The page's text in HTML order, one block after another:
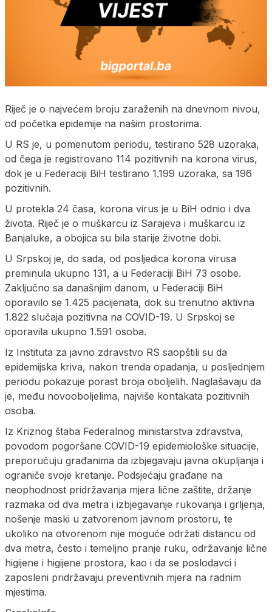
Riječ je o najvećem broju zaraženih na dnevnom nivou,
od početka epidemije na našim prostorima.
U RS je, u pomenutom periodu, testirano 528 uzoraka,
od čega je registrovano 114 pozitivnih na korona virus,
dok je u Federaciji BiH testirano 1.199 uzoraka, sa 196
pozitivnih.
U protekla 24 časa, korona virus je u BiH odnio i dva
života. Riječ je o muškarcu iz Sarajeva i muškarcu iz
Banjaluke, a obojica su bila starije životne dobi.
U Srpskoj je, do sada, od posljedica korona virusa
preminula ukupno 131, a u Federaciji BiH 73 osobe.
Zaključno sa današnjim danom, u Federaciji BiH
oporavilo se 1.425 pacijenata, dok su trenutno aktivna
1.822 slučaja pozitivna na COVID-19. U Srpskoj se
oporavila ukupno 1.591 osoba.
Iz Instituta za javno zdravstvo RS saopštili su da
epidemijska kriva, nakon trenda opadanja, u posljednjem
periodu pokazuje porast broja oboljelih. Naglašavaju da
je, među novooboljelima, najviše kontakata pozitivnih
osoba.
Iz Kriznog štaba Federalnog ministarstva zdravstva,
povodom pogoršane COVID-19 epidemiološke situacije,
preporučuju građanima da izbjegavaju javna okupljanja i
ograniče svoje kretanje. Podsjećaju građane na
neophodnost pridržavanja mjera lične zaštite, držanje
razmaka od dva metra i izbjegavanje rukovanja i grljenja,
nošenje maski u zatvorenom javnom prostoru, te
ukoliko na otvorenom nije moguće održati distancu od
dva metra, često i temeljno pranje ruku, održavanje lične
higijene i higijene prostora, kao i da se poslodavci i
zaposleni pridržavaju preventivnih mjera na radnim
mjestima.